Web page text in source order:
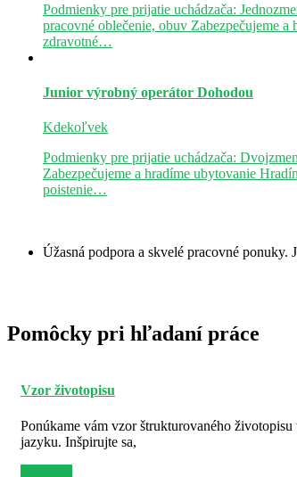
Podmienky pre prijatie uchádzača:
pracovné oblečenie, obuv Zabezpečujeme
zdravotné…
Junior výrobný operátor Dohodou
Kdekoľvek
Podmienky pre prijatie uchádzača:
Zabezpečujeme a hradíme ubytovanie
poistenie…
Úžasná podpora a skvelé pracovné ponuky.
Pomôcky pri hľadaní práce
Vzor životopisu
Ponúkame vám vzor štrukturovaného životopisu
jazyku. Inšpirujte sa,